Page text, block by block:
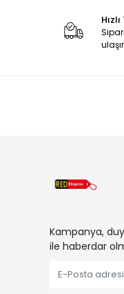
Kampanya,
ile haberdar